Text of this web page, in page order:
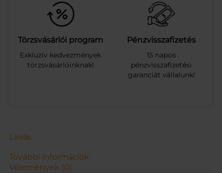
–
5
0
m
é
t
e
é
r
Törzsvásárlói program
Exkluzív kedvezmények
törzsvásárlóinknak!
Pénzvisszafizetés
15 napos
pénzvisszafizetési
garanciát vállalunk!
Leírás
További információk
Vélemények (0)